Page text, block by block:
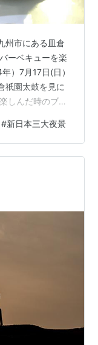
州市にある皿倉
ーベキューを楽
）7月17日(日）
祇園太鼓を見に
しんだ時のブロ
を食べよう」と
にある標高622メ
うです。（新日
奈良の若草
夜景を見なが
#新日本三大夜景